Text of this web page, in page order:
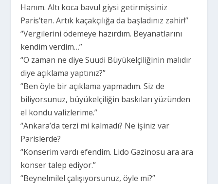
Hanım. Altı koca bavul giysi getirmişsiniz
Paris’ten. Artık kaçakçılığa da başladınız zahir!”
“Vergilerini ödemeye hazırdım. Beyanatlarını
kendim verdim…”
“O zaman ne diye Suudi Büyükelçiliğinin malıdır
diye açıklama yaptınız?”
“Ben öyle bir açıklama yapmadım. Siz de
biliyorsunuz, büyükelçiliğin baskıları yüzünden
el kondu valizlerime.”
“Ankara’da terzi mi kalmadı? Ne işiniz var
Parislerde?
“Konserim vardı efendim. Lido Gazinosu ara ara
konser talep ediyor.”
“Beynelmilel çalışıyorsunuz, öyle mi?”